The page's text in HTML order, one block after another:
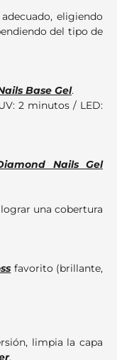
eligiendo
del tipo de
Base Gel.
2 minutos / LED:
Nails Gel
una cobertura
favorito (brillante,
limpia la capa
.